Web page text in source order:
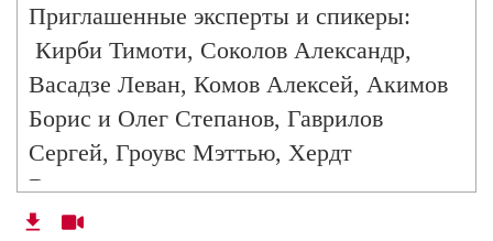
Приглашенные эксперты и спикеры:
Кирби Тимоти, Соколов Александр,
Васадзе Леван, Комов Алексей, Акимов
Борис и Олег Степанов, Гаврилов
Сергей, Гроувс Мэттью, Хердт
Вальдемар